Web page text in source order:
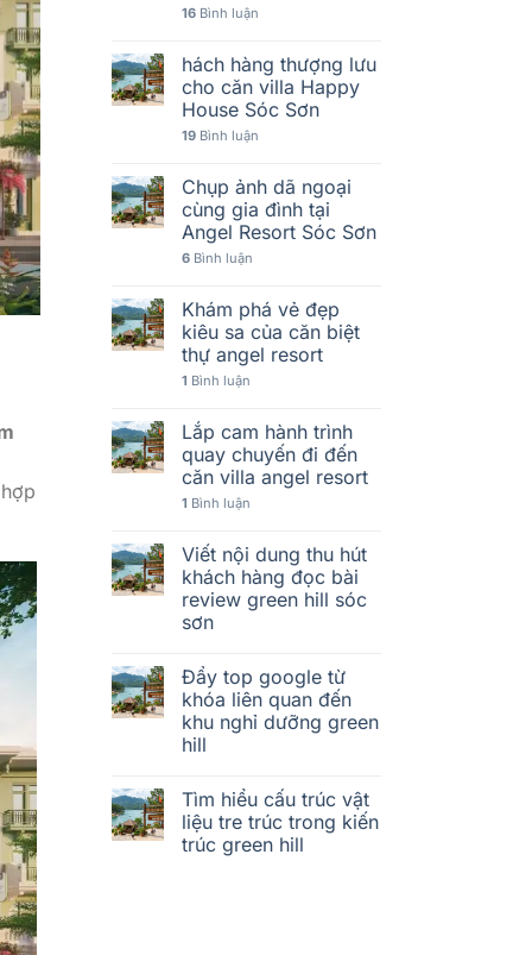
16Bình luận
hách hàng thượng lưu
cho căn villa Happy
House Sóc Sơn
19Bình luận
Chụp ảnh dã ngoại
cùng gia đình tại
Angel Resort Sóc Sơn
6Bình luận
Khám phá vẻ đẹp
kiêu sa của căn biệt
thự angel resort
1 Bình luận
Lắp cam hành trình
quay chuyến đi đến
căn villa angel resort
1 Bình luận
Viết nội dung thu hút
khách hàng đọc bài
review green hill sóc
sơn
Đẩy top google từ
khóa liên quan đến
khu nghỉ dưỡng green
hill
Tìm hiểu cấu trúc vật
liệu tre trúc trong kiến
trúc green hill